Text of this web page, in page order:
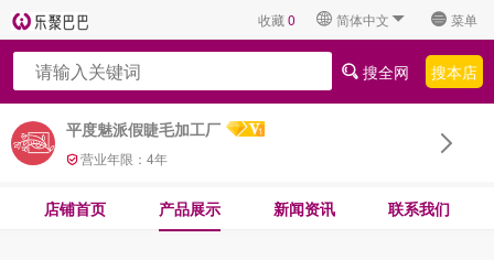
收藏0 简体中文 菜单
平度魅派假睫毛加工厂
营业年限： 4年
搜全网 搜本店
店铺首页 产品展示 新闻资讯 联系我们